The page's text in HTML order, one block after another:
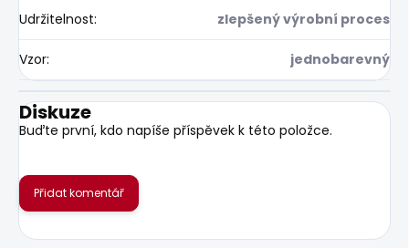
Udržitelnost: zlepšený výrobní proces
Vzor: jednobarevný
Diskuze
Buďte první, kdo napíše příspěvek k této položce.
Přidat komentář